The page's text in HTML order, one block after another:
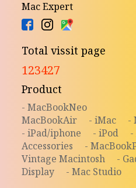
Mac Expert
Total vissit page
123427
Product
- MacBookNeo
MacBookAir
- iMac -
- iPad/iphone
- iPod
Accessories
-
Vintage Macintosh
-
Display
- Mac Studio